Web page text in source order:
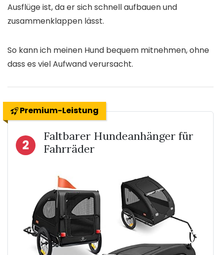
Ausflüge ist, da er sich schnell aufbauen und
zusammenklappen lässt.
So kann ich meinen Hund bequem mitnehmen, ohne
dass es viel Aufwand verursacht.
Premium-Leistung
2
Faltbarer Hundeanhänger für
Fahrräder